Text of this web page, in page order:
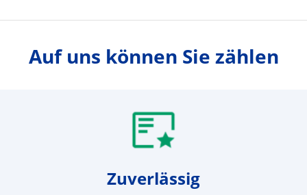
Auf uns können Sie zählen
Zuverlässig